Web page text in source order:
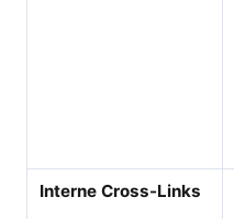
Interne Cross-Links